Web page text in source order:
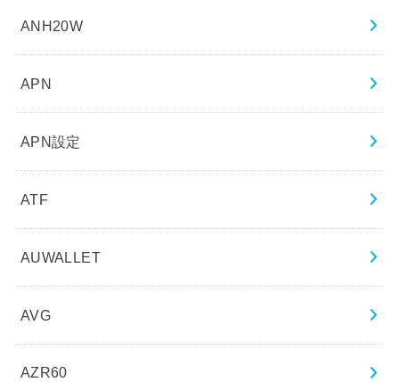
ANH20W
APN
APN設定
ATF
AUWALLET
AVG
AZR60